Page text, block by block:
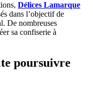
Délices Lamarque
dans l’objectif de
De nombreuses
sa confiserie à
poursuivre